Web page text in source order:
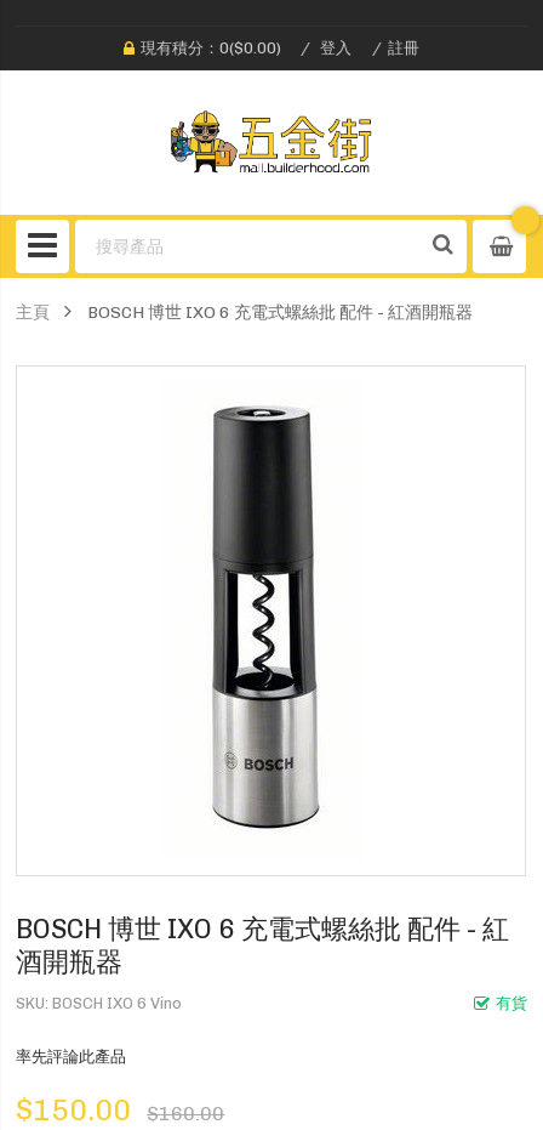
現有積分：0($0.00) 登入 註冊
主頁 BOSCH 博世 IXO 6 充電式螺絲批 配件 - 紅酒開瓶器
BOSCH 博世 IXO 6 充電式螺絲批 配件 - 紅
酒開瓶器
有貨
SKU BOSCH IXO 6 Vino
率先評論此產品
$150.00 $160.00